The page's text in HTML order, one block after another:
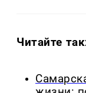
Читайте